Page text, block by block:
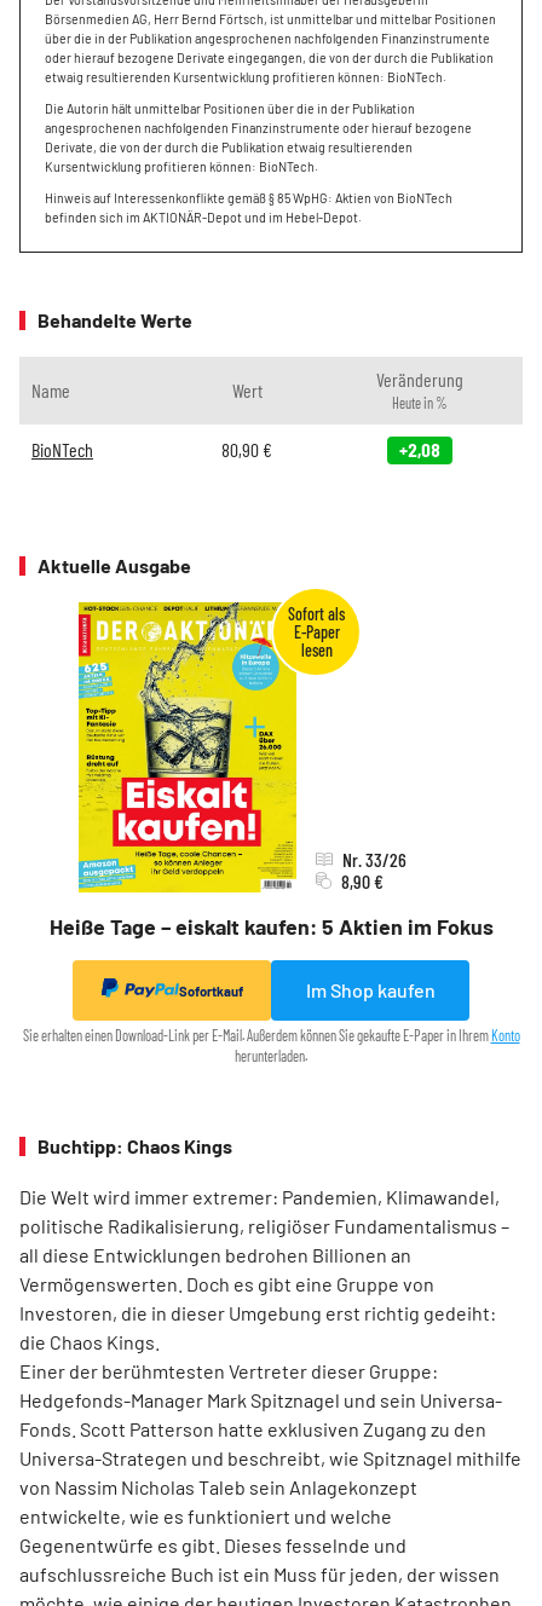
Börsenmedien AG, Herr Bernd Förtsch, ist unmittelbar und mittelbar Positionen
über die in der Publikation angesprochenen nachfolgenden Finanzinstrumente
oder hierauf bezogene Derivate eingegangen, die von der durch die Publikation
etwaig resultierenden Kursentwicklung profitieren können: BioNTech.
Die Autorin hält unmittelbar Positionen über die in der Publikation
angesprochenen nachfolgenden Finanzinstrumente oder hierauf bezogene
Derivate, die von der durch die Publikation etwaig resultierenden
Kursentwicklung profitieren können: BioNTech.
Hinweis auf Interessenkonflikte gemäß § 85 WpHG: Aktien von BioNTech
befinden sich im AKTIONÄR-Depot und im Hebel-Depot.
Behandelte Werte
Name Wert Veränderung
Heute in %
BioNTech 80,90 € +2,08
Aktuelle Ausgabe
Heiße Tage – eiskalt kaufen: 5 Aktien im Fokus
Nr. 33/26
8,90 €
Sofortkauf Im Shop kaufen
Sie erhalten einen Download-Link per E-Mail. Außerdem können Sie gekaufte E-Paper in Ihrem Konto
herunterladen.
Buchtipp: Chaos Kings
Die Welt wird immer extremer: Pandemien, Klimawandel,
politische Radikalisierung, religiöser Fundamentalismus –
all diese Entwicklungen bedrohen Billionen an
Vermögenswerten. Doch es gibt eine Gruppe von
Investoren, die in dieser Umgebung erst richtig gedeiht:
die Chaos Kings.
Einer der berühmtesten Vertreter dieser Gruppe:
Hedgefonds-Manager Mark Spitznagel und sein Universa-
Fonds. Scott Patterson hatte exklusiven Zugang zu den
Universa-Strategen und beschreibt, wie Spitznagel mithilfe
von Nassim Nicholas Taleb sein Anlagekonzept
entwickelte, wie es funktioniert und welche
Gegenentwürfe es gibt. Dieses fesselnde und
aufschlussreiche Buch ist ein Muss für jeden, der wissen